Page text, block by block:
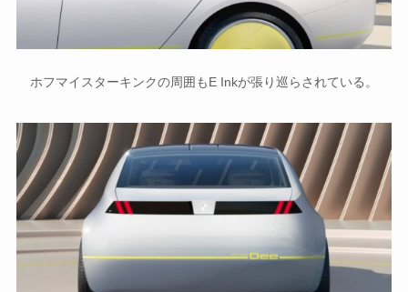
ホフマイスターキンクの周囲もE Inkが張り巡らされている。